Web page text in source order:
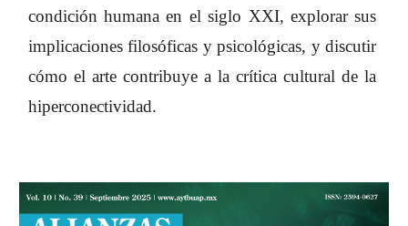
condición humana en el siglo XXI, explorar sus
implicaciones filosóficas y psicológicas, y discutir
cómo el arte contribuye a la crítica cultural de la
hiperconectividad.